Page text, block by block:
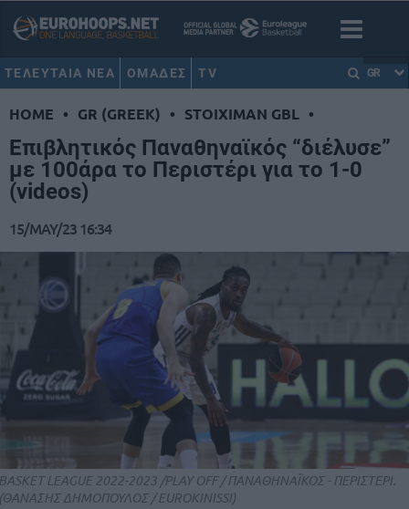
ΤΕΛΕΥΤΑΙΑ ΝΕΑ ΟΜΑΔΕΣ TV GR
HOME • GR (GREEK) • STOIXIMAN GBL •
Επιβλητικός Παναθηναϊκός “διέλυσε”
με 100άρα το Περιστέρι για το 1-0
(videos)
15/MAY/23 16:34
LEAGUE 2022-2023 /PLAY OFF / ΠΑΝΑΘΗΝΑΪΚΟΣ - ΠΕΡΙΣΤΕΡΙ.
ΔΗΜΟΠΟΥΛΟΣ / EUROKINISSI)